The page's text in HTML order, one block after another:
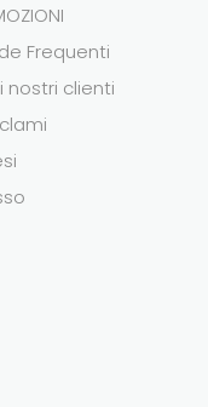
Frequenti
nostri clienti